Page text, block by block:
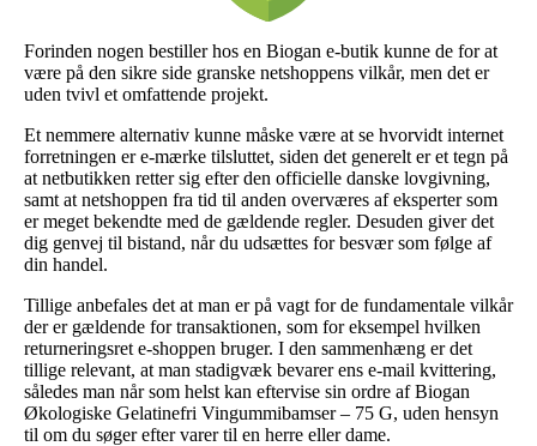
Forinden nogen bestiller hos en Biogan e-butik kunne de for at
være på den sikre side granske netshoppens vilkår, men det er
uden tvivl et omfattende projekt.
Et nemmere alternativ kunne måske være at se hvorvidt internet
forretningen er e-mærke tilsluttet, siden det generelt er et tegn på
at netbutikken retter sig efter den officielle danske lovgivning,
samt at netshoppen fra tid til anden overværes af eksperter som
er meget bekendte med de gældende regler. Desuden giver det
dig genvej til bistand, når du udsættes for besvær som følge af
din handel.
Tillige anbefales det at man er på vagt for de fundamentale vilkår
der er gældende for transaktionen, som for eksempel hvilken
returneringsret e-shoppen bruger. I den sammenhæng er det
tillige relevant, at man stadigvæk bevarer ens e-mail kvittering,
således man når som helst kan eftervise sin ordre af Biogan
Økologiske Gelatinefri Vingummibamser – 75 G, uden hensyn
til om du søger efter varer til en herre eller dame.